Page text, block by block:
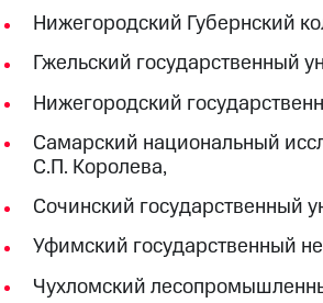
Нижегородский Губернский
Гжельский государственный
Нижегородский
Самарский национальный
С.П. Королева,
Сочинский государственный
Уфимский государственный
Чухломский